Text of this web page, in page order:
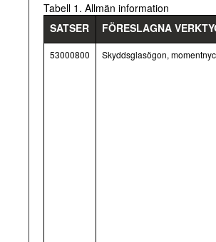
Tabell 1. Allmän information
SATSER
FÖRESLAGNA
53000800 Skyddsglasögon,